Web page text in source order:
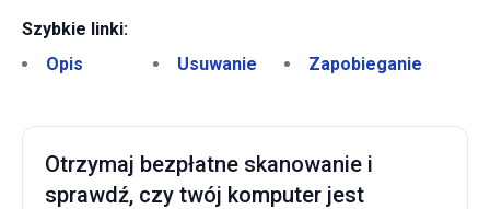
Szybkie linki:
Opis
Usuwanie Zapobieganie
Otrzymaj bezpłatne skanowanie i
sprawdź, czy twój komputer jest